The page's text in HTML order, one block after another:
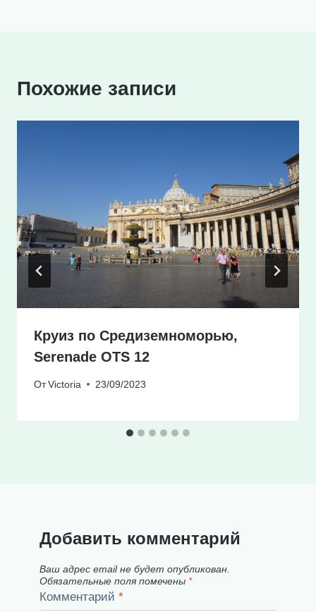
Похожие записи
Круиз по Средиземноморью,
Serenade OTS 12
От Victoria 23/09/2023
Добавить комментарий
Ваш адрес email не будет опубликован.
Обязательные поля помечены *
Комментарий *